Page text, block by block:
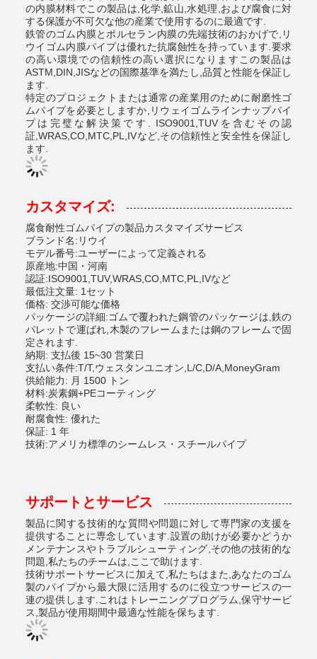
の内膜材料でこの製品は,化学,鉱山,水処理,および腐食に対
する保護が不可欠な他の産業で使用するのに最適です.
鉄管のゴム内膜とポルセラン内膜の先端技術のおかげで,リ
ウイゴム内膜パイプは優れた抗腐蝕性を持っています.要求
の高い環境での信頼性の高い選択になりますこの製品は
ASTM,DIN,JISなどの国際基準を満たし,品質と性能を保証し
ます.
特定のプロジェクトまたは通常の産業用のために耐磨性ゴ
ムパイプを必要としますか,リウェイゴムラインナップパイ
プは完璧な解決策です. ISO9001,TUVを含むその認
証,WRAS,CO,MTC,PL,IVなど,その信頼性と安全性を保証し
ます.
カスタマイズ:
腐食耐性ゴムパイプの製品カスタマイズサービス
ブランド名:リウイ
モデル番号:ユーザーによって定義される
原産地:中国・河南
認証:ISO9001,TUV,WRAS,CO,MTC,PL,IVなど
最低注文量: 1セット
価格: 交渉可能な価格
パッケージの詳細:ゴムで覆われた鋼管のパッケージは,鉄の
パレットで運ばれ,木製のフレームまたは鋼のフレームで固
定されます.
納期: 支払後 15~30 営業日
支払い条件:T/T,ウェスタンユニオン,L/C,D/A,MoneyGram
供給能力: 月 1500 トン
材料:炭素鋼+PEコーティング
柔軟性: 良い
耐腐食性: 優れた
保証: 1 年
技術:アメリカ標準のシームレス・スチールパイプ
サポートとサービス
製品に関する技術的な質問や問題に対して専門家の支援を
提供することに専念しています.設置の助けが必要かどうか
メンテナンスやトラブルシューティング,その他の技術的な
問題,私たちのチームは,ここで助けます.
技術サポートサービスに加えて,私たちはまた,あなたのゴム
製のパイプから最大限に活用するのに役立つサービスの一
連の提供します.これはトレーニングプログラム,保守サービ
ス,製品が使用期間中最適な性能を保ちます.